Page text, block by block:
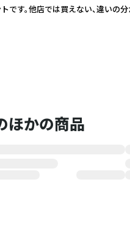
。他店では買えない、違いの
ほかの商品